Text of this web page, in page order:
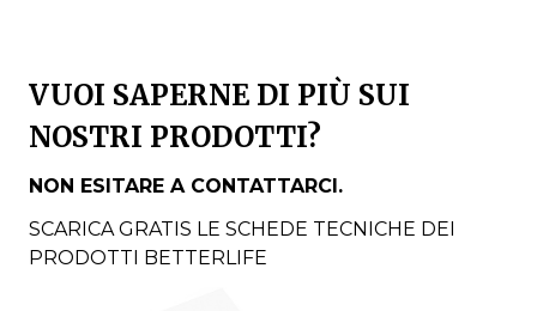
VUOI SAPERNE DI PIÙ SUI
NOSTRI PRODOTTI?
NON ESITARE A CONTATTARCI.
SCARICA GRATIS LE SCHEDE TECNICHE DEI
PRODOTTI BETTERLIFE